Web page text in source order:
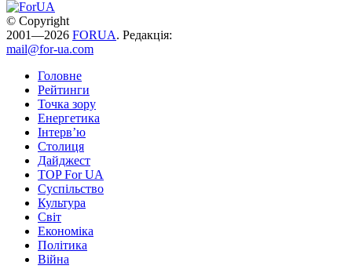
© Copyright
2001—2026 FORUA. Редакція:
mail@for-ua.com
Головне
Рейтинги
Точка зору
Енергетика
Інтерв’ю
Столиця
Дайджест
TOP For UA
Суспiльство
Культура
Світ
Економіка
Політика
Війна